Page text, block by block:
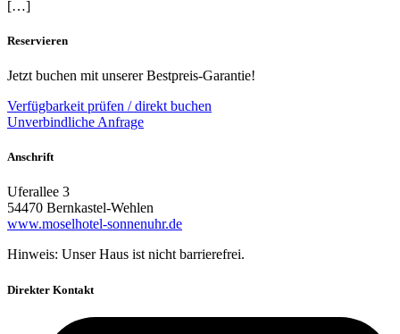
[…]
Reservieren
Jetzt buchen mit unserer Bestpreis-Garantie!
Verfügbarkeit prüfen / direkt buchen
Unverbindliche Anfrage
Anschrift
Uferallee 3
54470 Bernkastel-Wehlen
www.moselhotel-sonnenuhr.de
Hinweis: Unser Haus ist nicht barrierefrei.
Direkter Kontakt